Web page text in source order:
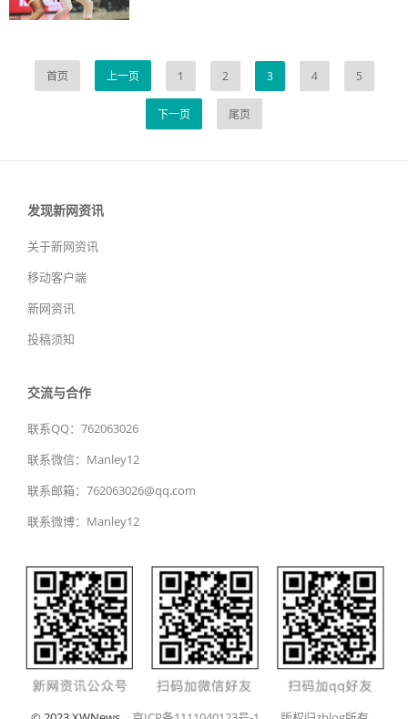
首页 上一页 1 2 3 4 5
下一页 尾页
发现新网资讯
关于新网资讯
移动客户端
新网资讯
投稿须知
交流与合作
联系QQ：762063026
联系微信：Manley12
联系邮箱：762063026@qq.com
联系微博：Manley12